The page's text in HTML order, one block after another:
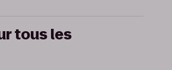
tous les